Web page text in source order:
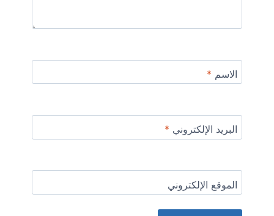
الاسم *
البريد الإلكتروني *
الموقع الإلكتروني